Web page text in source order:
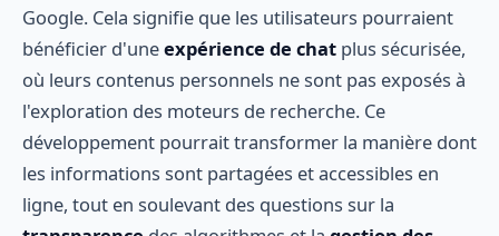
Google. Cela signifie que les utilisateurs pourraient
bénéficier d'uneexpérience de chat plus sécurisée,
où leurs contenus personnels ne sont pas exposés à
l'exploration des moteurs de recherche. Ce
développement pourrait transformer la manière dont
les informations sont partagées et accessibles en
ligne, tout en soulevant des questions sur la